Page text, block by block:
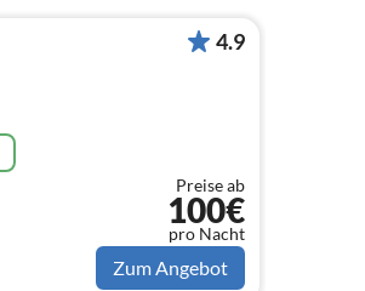
4.9
Preise ab
100€
pro Nacht
Zum Angebot